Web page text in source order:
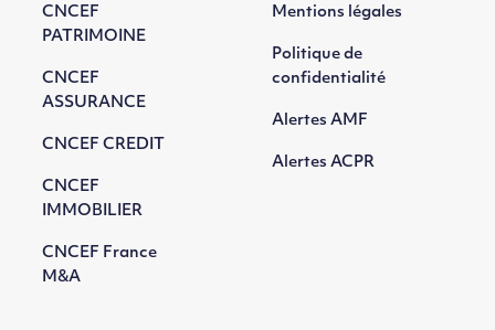
CNCEF
PATRIMOINE
CNCEF
ASSURANCE
CNCEF CREDIT
CNCEF
IMMOBILIER
CNCEF France
M&A
Mentions légales
Politique de
confidentialité
Alertes AMF
Alertes ACPR